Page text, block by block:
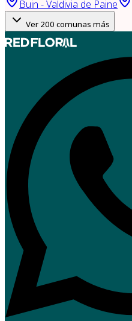
Buin - Valdivia de Paine
Ver 200 comunas más